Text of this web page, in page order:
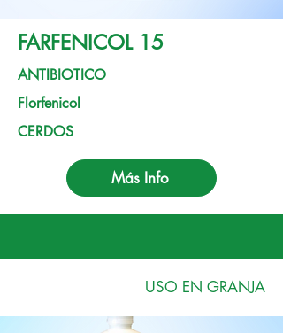
FARFENICOL 15
ANTIBIOTICO
Florfenicol
CERDOS
Más Info
USO EN GRANJA